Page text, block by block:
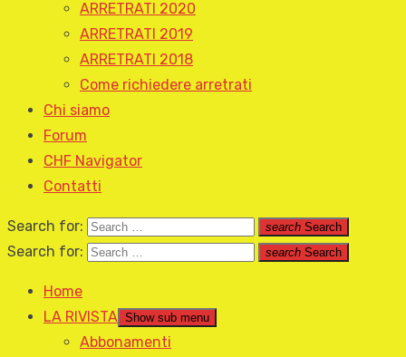
ARRETRATI 2020
ARRETRATI 2019
ARRETRATI 2018
Come richiedere arretrati
Chi siamo
Forum
CHF Navigator
Contatti
Search for: search Search
Search for: search Search
Home
LA RIVISTA Show sub menu
Abbonamenti